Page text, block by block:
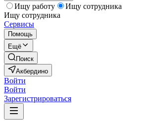
Ищу работу
Ищу сотрудника
Ищу сотрудника
Сервисы
Помощь
Ещё
Поиск
Акбердино
Войти
Войти
Зарегистрироваться